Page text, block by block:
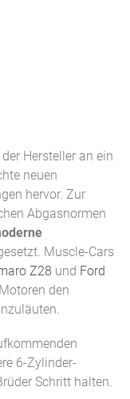
Hersteller an ein
neuen
hervor. Zur
Abgasnormen
Muscle-Cars
Z28 und Ford
den
6-Zylinder-
Schritt halten.